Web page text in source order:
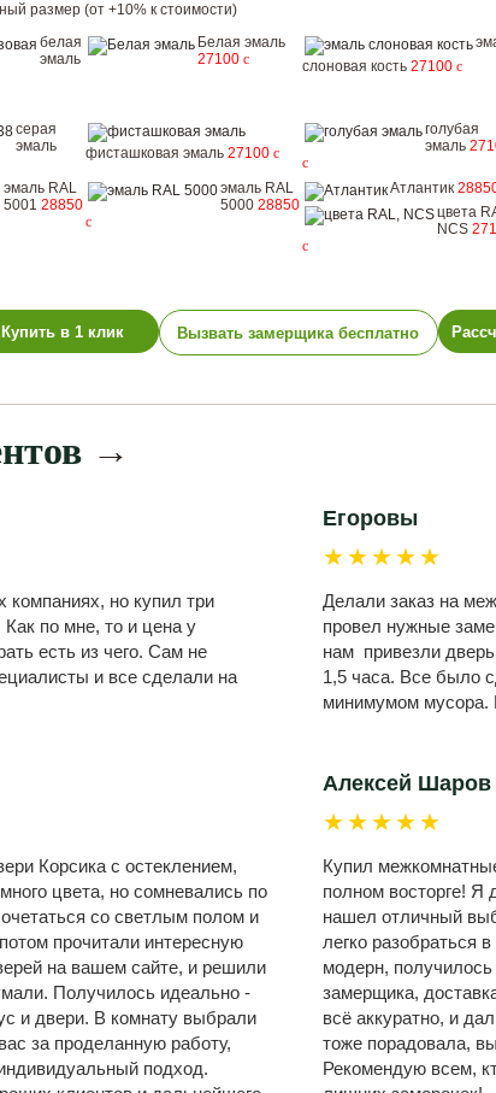
размер (от +10% к стоимости)
белая
эмаль
Белая эмаль
27100 c
слоновая кость 27100 c
серая
эмаль
фисташковая эмаль 27100 c
голубая
эмаль
c
эмаль RAL
5001 28850
эмаль RAL
5000 28850
c
Атлантик
цвета
NCS
c
Купить в 1 клик Вызвать замерщика бесплатно
→
компаниях, но купил три
по мне, то и цена у
есть из чего. Сам не
и все сделали на
Егоровы
★★★★★
Делали заказ на
провел нужные
нам привезли
1,5 часа. Все было
минимумом мусора.
Корсика с остеклением,
цвета, но сомневались по
со светлым полом и
прочитали интересную
на вашем сайте, и решили
Получилось идеально -
и двери. В комнату выбрали
за проделанную работу,
подход.
Алексей Шаров
★★★★★
Купил
полном восторге! Я
нашел отличный
легко разобраться
модерн,
замерщика,
всё аккуратно, и
тоже порадовала,
Рекомендую всем,